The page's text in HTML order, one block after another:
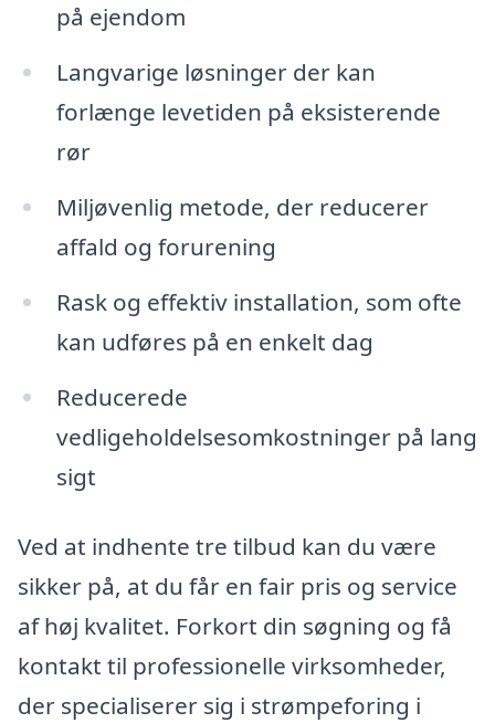
på ejendom
Langvarige løsninger der kan
forlænge levetiden på eksisterende
rør
Miljøvenlig metode, der reducerer
affald og forurening
Rask og effektiv installation, som ofte
kan udføres på en enkelt dag
Reducerede
vedligeholdelsesomkostninger på lang
sigt
Ved at indhente tre tilbud kan du være
sikker på, at du får en fair pris og service
af høj kvalitet. Forkort din søgning og få
kontakt til professionelle virksomheder,
der specialiserer sig i strømpeforing i